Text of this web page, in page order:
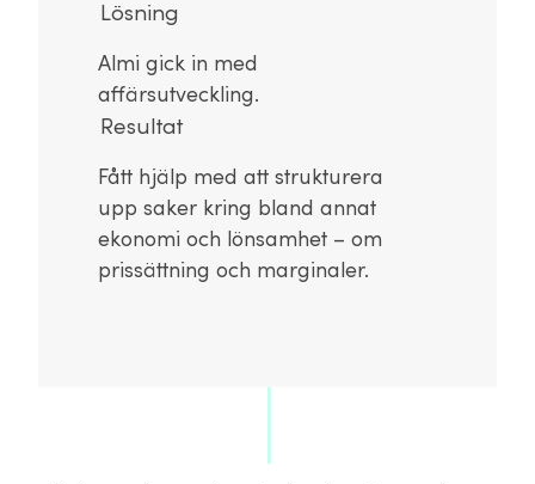
Lösning
Almi gick in med
affärsutveckling.
Resultat
Fått hjälp med att strukturera
upp saker kring bland annat
ekonomi och lönsamhet – om
prissättning och marginaler.